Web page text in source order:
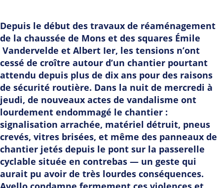
Depuis le début des travaux de réaménagement
de la chaussée de Mons et des squares Émile
Vandervelde et Albert Ier, les tensions n’ont
cessé de croître autour d’un chantier pourtant
attendu depuis plus de dix ans pour des raisons
de sécurité routière. Dans la nuit de mercredi à
jeudi, de nouveaux actes de vandalisme ont
lourdement endommagé le chantier :
signalisation arrachée, matériel détruit, pneus
crevés, vitres brisées, et même des panneaux de
chantier jetés depuis le pont sur la passerelle
cyclable située en contrebas — un geste qui
aurait pu avoir de très lourdes conséquences.